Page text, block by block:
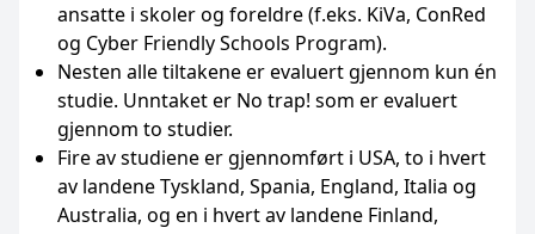
ansatte i skoler og foreldre (f.eks. KiVa, ConRed
og Cyber Friendly Schools Program).
Nesten alle tiltakene er evaluert gjennom kun én
studie. Unntaket er No trap! som er evaluert
gjennom to studier.
Fire av studiene er gjennomført i USA, to i hvert
av landene Tyskland, Spania, England, Italia og
Australia, og en i hvert av landene Finland,